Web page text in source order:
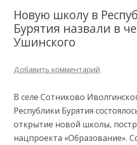
Новую школу в
Бурятия назвали в
Ушинского
Добавить комментарий
В селе Сотниково
Республики Бурятия
открытие новой школы,
нацпроекта «Образование».